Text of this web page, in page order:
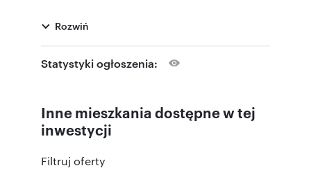
Rozwiń
Statystyki ogłoszenia:
Inne mieszkania dostępne w tej
inwestycji
Filtruj oferty